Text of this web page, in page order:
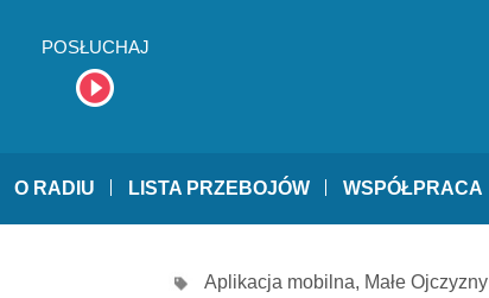
POSŁUCHAJ
O RADIU LISTA PRZEBOJÓW WSPÓŁPRACA
Aplikacja mobilna, Małe Ojczyzny